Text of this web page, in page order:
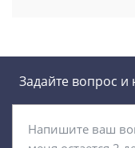
Задайте вопрос и